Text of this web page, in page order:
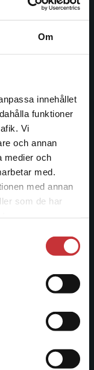
Om
innehållet
funktioner
Vi
och annan
medier och
med.
med annan
som de har
Sverige.
Sverige. För
kurslitteratur,